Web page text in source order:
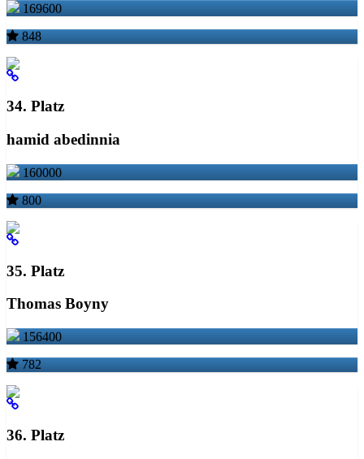
169600
848
34. Platz
hamid abedinnia
160000
800
35. Platz
Thomas Boyny
156400
782
36. Platz